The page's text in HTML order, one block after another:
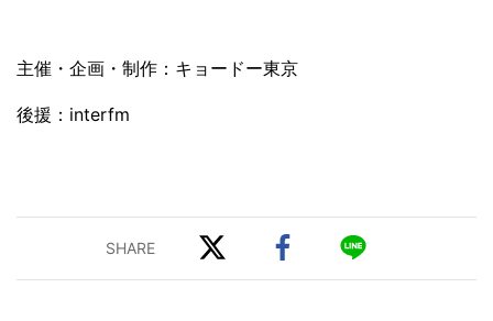
主催・企画・制作：キョードー東京
後援：interfm